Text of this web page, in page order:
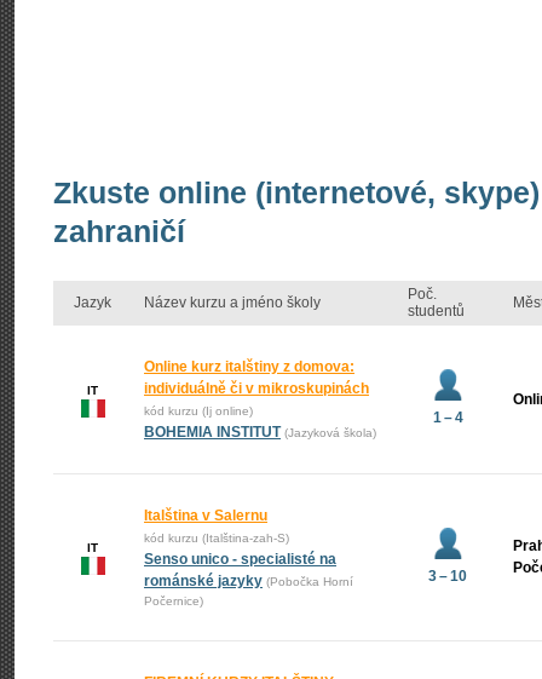
Zkuste online (internetové,
zahraničí
Jazyk Název kurzu a jméno školy
Poč.
studentů
IT
Online kurz italštiny z domova:
individuálně či v mikroskupinách
kód kurzu (Ij online)
BOHEMIA INSTITUT (Jazyková škola)
1 – 4
IT
Italština v Salernu
kód kurzu (Italština-zah-S)
Senso unico - specialisté na
románské jazyky (Pobočka Horní
Počernice)
3 – 10